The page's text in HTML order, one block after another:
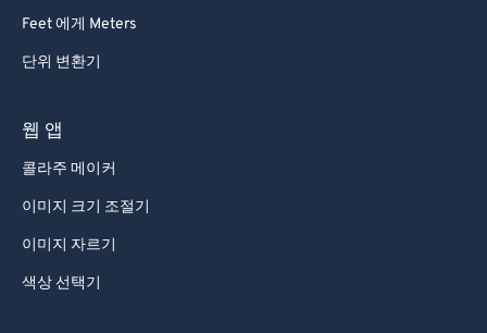
Feet 에게 Meters
단위 변환기
웹 앱
콜라주 메이커
이미지 크기 조절기
이미지 자르기
색상 선택기